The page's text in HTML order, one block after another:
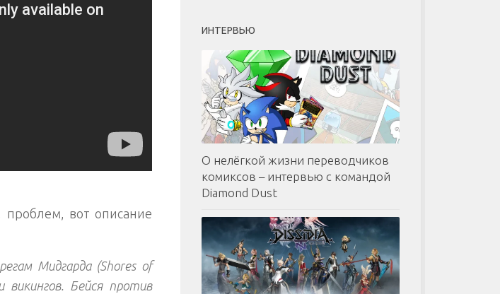
вот описание
Мидгарда (Shores of
викингов. Бейся против
ИНТЕРВЬЮ
О нелёгкой жизни переводчиков
комиксов – интервью с командой
Diamond Dust